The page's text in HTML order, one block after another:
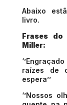
Abaixo
livro.
Frases do
Miller:
raízes de
espera’’
‘’Nossos